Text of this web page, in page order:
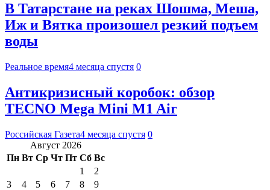
В Татарстане на реках Шошма, Меша,
Иж и Вятка произошел резкий подъем
воды
Реальное время4 месяца спустя 0
Антикризисный коробок: обзор
TECNO Mega Mini M1 Air
Российская Газета4 месяца спустя 0
Август 2026
Пн Вт Ср Чт Пт Сб Вс
1
2
3
4 5 6 7 8
9